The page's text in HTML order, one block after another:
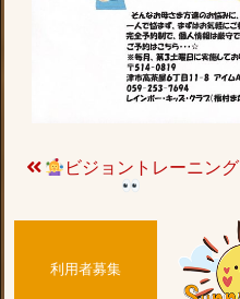
ビジョントレーニング
利用者募集